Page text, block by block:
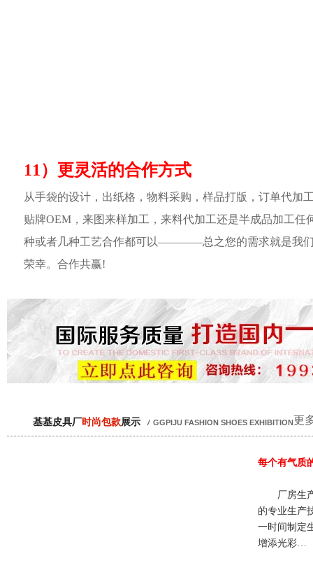
11）更灵活的合作方式
从手袋的设计，出纸格，物料采购，样品打版，订单代加
贴牌OEM，来图来样加工，来料代加工还是半成品加工任
种或者几种工艺合作都可以————总之您的需求就是我
荣幸。合作共赢!
更
基基皮具厂时尚包款展示 / GGPIJU FASHION SHOES EXHIBITION
每个有气质
厂房生
的专业生产
一时间制定
增添光彩…